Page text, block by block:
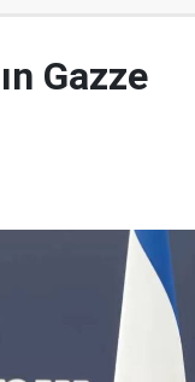
Gazze